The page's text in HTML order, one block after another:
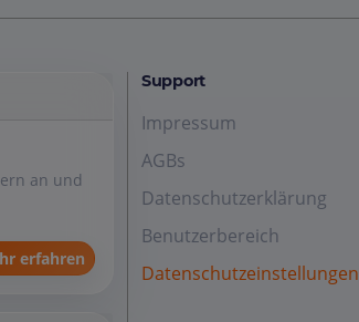
an und
erfahren
Support
Impressum
AGBs
Datenschutzerklärung
Benutzerbereich
Datenschutzeinstellungen